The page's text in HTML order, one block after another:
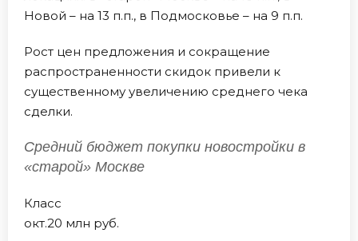
Новой – на 13 п.п., в Подмосковье – на 9 п.п.
Рост цен предложения и сокращение
распространенности скидок привели к
существенному увеличению среднего чека
сделки.
Средний бюджет покупки новостройки в
«старой» Москве
Класс
окт.20 млн руб.